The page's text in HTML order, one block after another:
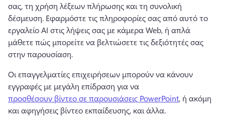
σας, τη χρήση λέξεων πλήρωσης και τη συνολική
δέσμευση. Εφαρμόστε τις πληροφορίες σας από αυτό το
εργαλείο AI στις λήψεις σας με κάμερα Web, ή απλά
μάθετε πώς μπορείτε να βελτιώσετε τις δεξιότητές σας
στην παρουσίαση.
Οι επαγγελματίες επιχειρήσεων μπορούν να κάνουν
εγγραφές με μεγάλη επίδραση για να
προσθέσουν βίντεο σε παρουσιάσεις PowerPoint, ή ακόμη
και αφηγήσεις βίντεο εκπαίδευσης, και άλλα.